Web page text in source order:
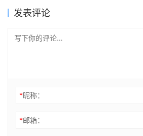
发表评论
*昵称：
*邮箱：